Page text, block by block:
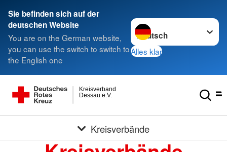
Sie befinden sich auf der
deutschen Website
You are on the German website,
you can use the switch to switch to
the English one
Sprache wechseln zu
Alles klar
Dessau e.V.
Kreisverband
Kreisverbände